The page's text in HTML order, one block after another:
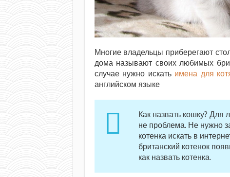
Многие владельцы приберегают
дома называют своих любимых
случае нужно искать имена для
английском языке
Как назвать кошку? Для
не проблема. Не нужно
котенка искать в
британский котенок
как назвать котенка.